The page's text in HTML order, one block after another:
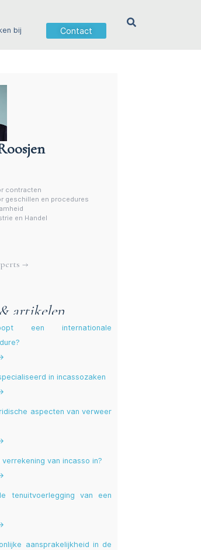
bij Contact
contracten
geschillen en procedures
en Handel
→
artikelen
een internationale
in incassozaken
aspecten van verweer
van incasso in?
tenuitvoerlegging van een
aansprakelijkheid in de